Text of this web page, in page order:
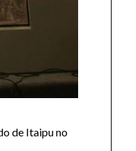
de Itaipu no